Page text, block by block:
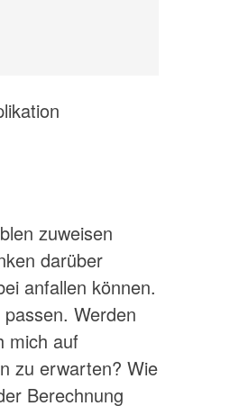
zuweisen
darüber
anfallen können.
Werden
mich auf
zu erwarten? Wie
Berechnung